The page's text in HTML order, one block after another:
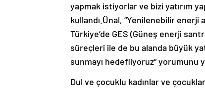
yapmak istiyorlar ve bizi yatırım
kullandı.Ünal, “Yenilenebilir
Türkiye’de GES (Güneş enerji
süreçleri ile de bu alanda büyük
sunmayı hedefliyoruz” yorumunu
Dul ve çocuklu kadınlar ve